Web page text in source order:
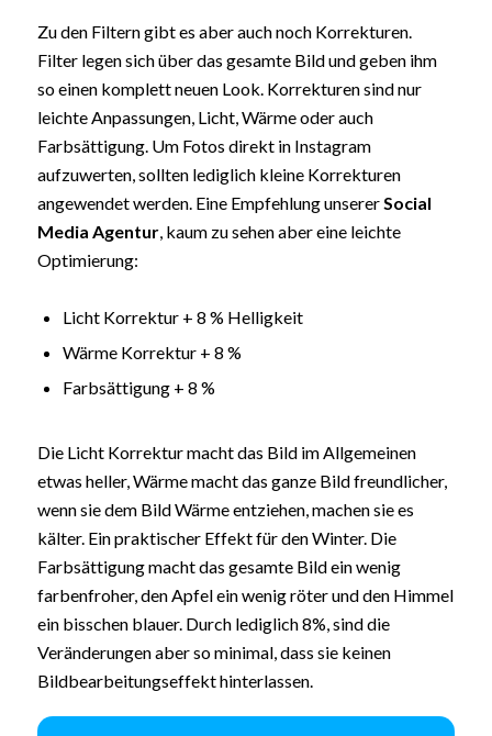
Zu den Filtern gibt es aber auch noch Korrekturen.
Filter legen sich über das gesamte Bild und geben ihm
so einen komplett neuen Look. Korrekturen sind nur
leichte Anpassungen, Licht, Wärme oder auch
Farbsättigung. Um Fotos direkt in Instagram
aufzuwerten, sollten lediglich kleine Korrekturen
angewendet werden. Eine Empfehlung unserer Social
Media Agentur, kaum zu sehen aber eine leichte
Optimierung:
Licht Korrektur + 8 % Helligkeit
Wärme Korrektur + 8 %
Farbsättigung + 8 %
Die Licht Korrektur macht das Bild im Allgemeinen
etwas heller, Wärme macht das ganze Bild freundlicher,
wenn sie dem Bild Wärme entziehen, machen sie es
kälter. Ein praktischer Effekt für den Winter. Die
Farbsättigung macht das gesamte Bild ein wenig
farbenfroher, den Apfel ein wenig röter und den Himmel
ein bisschen blauer. Durch lediglich 8%, sind die
Veränderungen aber so minimal, dass sie keinen
Bildbearbeitungseffekt hinterlassen.